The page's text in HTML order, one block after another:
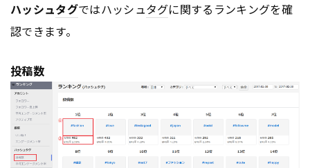
ハッシュタグではハッシュタグに関するランキングを確
認できます。
投稿数